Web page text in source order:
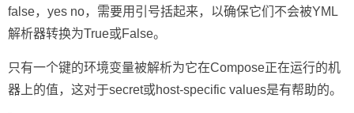
false，yes no，需要用引号括起来，以确保它们不会被YML
解析器转换为True或False。
只有一个键的环境变量被解析为它在Compose正在运行的机
器上的值，这对于secret或host-specific values是有帮助的。